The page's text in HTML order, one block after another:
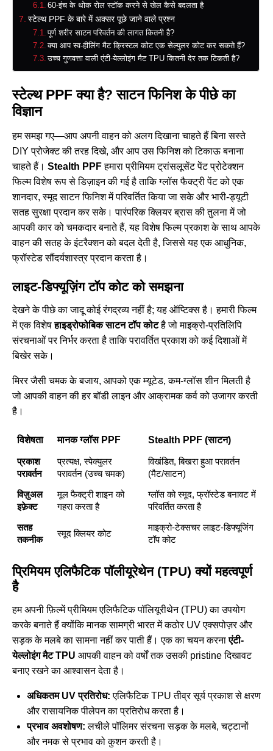
60-इंच के थोक रोल स्टॉक करने से खेल कैसे बदलता है
स्टेल्थ PPF के बारे में अक्सर पूछे जाने वाले प्रश्न
पूर्ण शरीर साटन परिवर्तन की लागत कितनी है?
क्या आप स्व-हीलिंग मैट क्रिस्टल कोट एक सेल्युलर कोट कर सकते हैं?
उच्च गुणवत्ता वाली एंटी-येल्लोइंग मैट TPU कितनी देर तक टिकती है?
स्टेल्थ PPF क्या है? साटन फिनिश के पीछे का
विज्ञान
हम समझ गए—आप अपनी वाहन को अलग दिखाना चाहते हैं बिना सस्ते
DIY प्रोजेक्ट की तरह दिखे, और आप उस फिनिश को टिकाऊ बनाना
चाहते हैं। Stealth PPFहमारा प्रीमियम ट्रांसलूसेंट पेंट प्रोटेक्शन
फिल्म विशेष रूप से डिज़ाइन की गई है ताकि ग्लॉस फैक्ट्री पेंट को एक
शानदार, स्मूद साटन फिनिश में परिवर्तित किया जा सके और भारी-ड्यूटी
सतह सुरक्षा प्रदान कर सके। पारंपरिक क्लियर ब्रास की तुलना में जो
आपकी कार को चमकदार बनाते हैं, यह विशेष फिल्म प्रकाश के साथ आपके
वाहन की सतह के इंटरैक्शन को बदल देती है, जिससे यह एक आधुनिक,
फ्रॉस्टेड सौंदर्यशास्त्र प्रदान करता है।
लाइट-डिफ्यूज़िंग टॉप कोट को समझना
देखने के पीछे का जादू कोई रंगद्रव्य नहीं है; यह ऑप्टिक्स है। हमारी फिल्म
में एक विशेषहाइड्रोफोबिक साटन टॉप कोटहै जो माइक्रो-प्रतिलिपि
संरचनाओं पर निर्भर करता है ताकि परावर्तित प्रकाश को कई दिशाओं में
बिखेर सके।
मिरर जैसी चमक के बजाय, आपको एक म्यूटेड, कम-ग्लॉस शीन मिलती है
जो आपकी वाहन की हर बॉडी लाइन और आक्रामक कर्व को उजागर करती
है।
विशेषता मानक ग्लॉस PPF Stealth PPF (साटन)
प्रकाश
परावर्तन
प्रत्यक्ष, स्पेक्युलर
परावर्तन (उच्च चमक)
विखंडित, बिखरा हुआ परावर्तन
(मैट/साटन)
विज़ुअल
इफ़ेक्ट
मूल फैक्ट्री शाइन को
गहरा करता है
ग्लॉस को स्मूद, फ्रॉस्टेड बनावट में
परिवर्तित करता है
सतह
तकनीक
स्मूद क्लियर कोट
माइक्रो-टेक्सचर लाइट-डिफ्यूजिंग
टॉप कोट
प्रिमियम एलिफैटिक पॉलीयूरेथेन (TPU) क्यों महत्वपूर्ण
है
हम अपनी फ़िल्में प्रीमियम एलिफैटिक पॉलियूरीथेन (TPU) का उपयोग
करके बनाते हैं क्योंकि मानक सामग्री भारत में कठोर UV एक्सपोज़र और
सड़क के मलबे का सामना नहीं कर पाती हैं। एक का चयन करनाएंटी-
येल्लोइंग मैट TPU आपकी वाहन को वर्षों तक उसकी pristine दिखावट
बनाए रखने का आश्वासन देता है।
अधिकतम UV प्रतिरोध: एलिफैटिक TPU तीव्र सूर्य प्रकाश से क्षरण
और रासायनिक पीलेपन का प्रतिरोध करता है।
प्रभाव अवशोषण: लचीले पॉलिमर संरचना सड़क के मलबे, चट्टानों
और नमक से प्रभाव को कुशन करती है।